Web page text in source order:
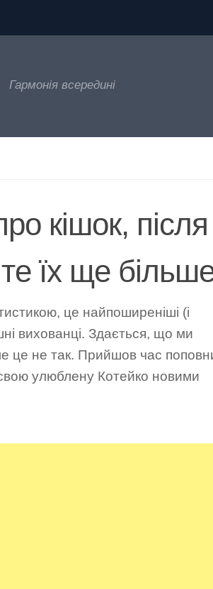
Гармонія всередині
кішок,
їх ще
це найпоширеніші (і
вихованці. Здається, що ми
це не так. Прийшов час
улюблену Котейко новими